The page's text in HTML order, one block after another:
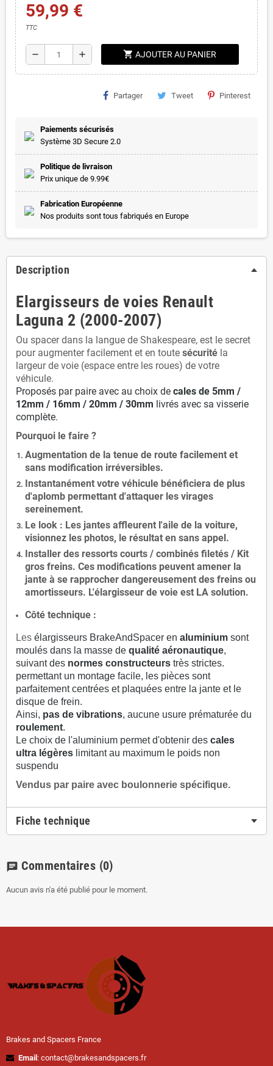
59,99 €
TTC
remove add shopping_cart AJOUTER AU PANIER
Partager Tweet Pinterest
Paiements sécurisés
Système 3D Secure 2.0
Politique de livraison
Prix unique de 9.99€
Fabrication Européenne
Nos produits sont tous fabriqués en Europe
Description
Elargisseurs de voies Renault
Laguna 2 (2000-2007)
Ou spacer dans la langue de Shakespeare, est le secret
pour augmenter facilement et en toute sécurité la
largeur de voie (espace entre les roues) de votre
véhicule.
Proposés par paire avec au choix de cales de 5mm /
12mm / 16mm / 20mm / 30mm livrés avec sa visserie
complète.
Pourquoi le faire ?
Augmentation de la tenue de route facilement et
sans modification irréversibles.
Instantanément votre véhicule bénéficiera de plus
d'aplomb permettant d'attaquer les virages
sereinement.
Le look : Les jantes affleurent l'aile de la voiture,
visionnez les photos, le résultat en sans appel.
Installer des ressorts courts / combinés filetés / Kit
gros freins. Ces modifications peuvent amener la
jante à se rapprocher dangereusement des freins ou
amortisseurs. L'élargisseur de voie est LA solution.
Côté technique :
Les élargisseurs BrakeAndSpacer en aluminium sont
moulés dans la masse de qualité aéronautique,
suivant des normes constructeurs très strictes.
permettant un montage facile, les pièces sont
parfaitement centrées et plaquées entre la jante et le
disque de frein.
Ainsi, pas de vibrations, aucune usure prématurée du
roulement.
Le choix de l'aluminium permet d'obtenir des cales
ultra légères limitant au maximum le poids non
suspendu
Vendus par paire avec boulonnerie spécifique.
Fiche technique
chat Commentaires (0)
Aucun avis n'a été publié pour le moment.
Brakes and Spacers France
Email : contact@brakesandspacers.fr